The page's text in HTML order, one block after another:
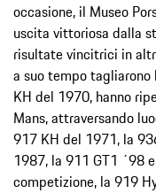
occasione, il Museo
uscita vittoriosa dalla
risultate vincitrici in
a suo tempo
KH del 1970, hanno
Mans, attraversando
917 KH del 1971, la
1987, la 911 GT1 ´98
competizione, la 919